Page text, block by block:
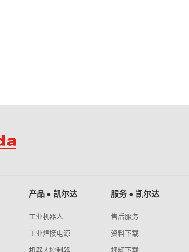
产品 ● 凯尔达
工业机器人
工业焊接电源
机器人控制器
服务 ● 凯尔达
售后服务
资料下载
视频下载